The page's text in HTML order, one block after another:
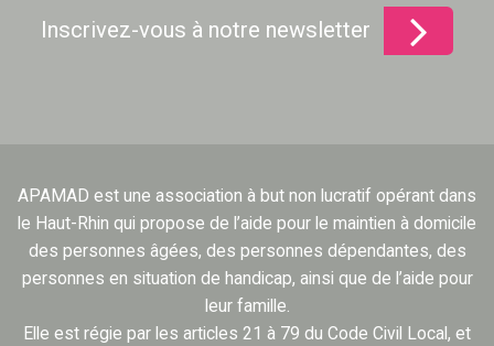
Inscrivez-vous à notre newsletter
APAMAD est une association à but non lucratif opérant dans
le Haut-Rhin qui propose de l’aide pour le maintien à domicile
des personnes âgées, des personnes dépendantes, des
personnes en situation de handicap, ainsi que de l’aide pour
leur famille.
Elle est régie par les articles 21 à 79 du Code Civil Local, et